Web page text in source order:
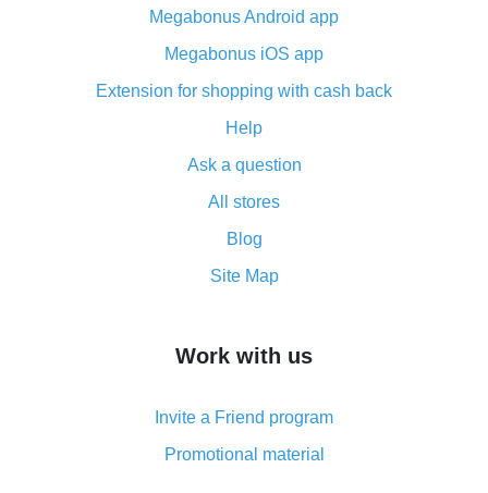
its advantages
Cash back from the AliExpress mobile app -
advantages of the plugin
Double cash back on AliExpress has been cancelled!
How to use cash back on AliExpress - short manual
All about how cash back works on AliExpress
and what it does
How to get the most cash back on AliExpress -
simple methods
8% cash back on AliExpress - saving real money is a
real thing
Megabonus Android app
Megabonus iOS app
Extension for shopping with cash back
Help
Ask a question
All stores
Blog
Site Map
Work with us
Invite a Friend program
Promotional material